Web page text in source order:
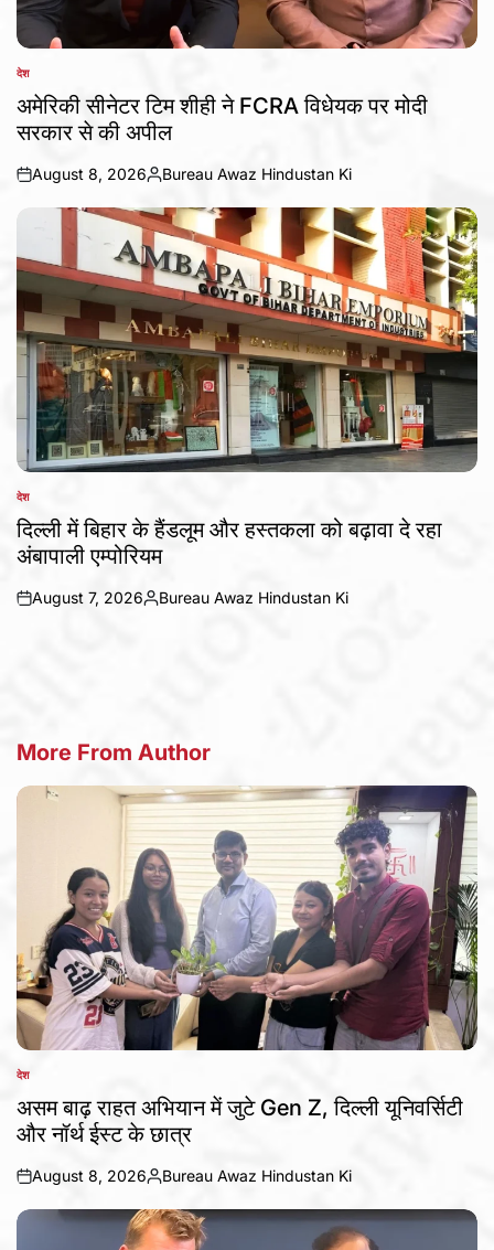
POSTED
देश
अमेरिकी सीनेटर टिम शीही ने FCRA विधेयक पर मोदी
सरकार से की अपील
on
August 8, 2026
Posted
by
Bureau Awaz Hindustan Ki
POSTED
IN
देश
दिल्ली में बिहार के हैंडलूम और हस्तकला को बढ़ावा दे रहा
अंबापाली एम्पोरियम
on
August 7, 2026
Posted
Bureau Awaz Hindustan Ki
More From Author
POSTED
देश
असम बाढ़ राहत अभियान में जुटे Gen Z, दिल्ली यूनिवर्सिटी
और नॉर्थ ईस्ट के छात्र
on
August 8, 2026
Posted
by
Bureau Awaz Hindustan Ki